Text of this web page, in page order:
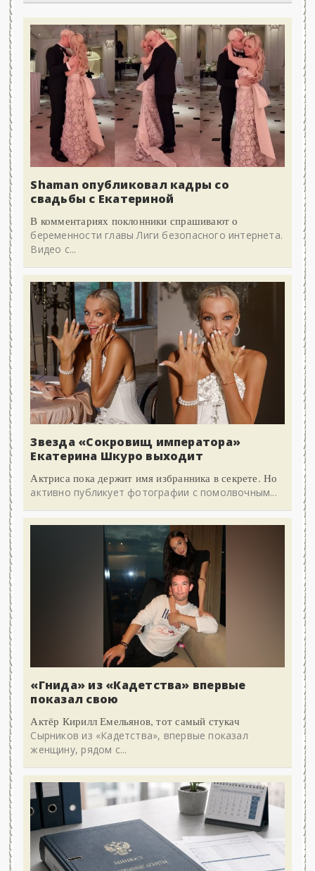
Shaman опубликовал кадры со
свадьбы с Екатериной
В комментариях поклонники спрашивают о
беременности главы Лиги безопасного интернета.
Видео с...
Звезда «Сокровищ императора»
Екатерина Шкуро выходит
Актриса пока держит имя избранника в секрете. Но
активно публикует фотографии с помолвочным...
«Гнида» из «Кадетства» впервые
показал свою
Актёр Кирилл Емельянов, тот самый стукач
Сырников из «Кадетства», впервые показал
женщину, рядом с...